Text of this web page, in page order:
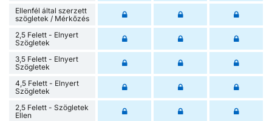
Ellenfél által szerzett
szögletek / Mérkőzés
2,5 Felett - Elnyert
Szögletek
3,5 Felett - Elnyert
Szögletek
4,5 Felett - Elnyert
Szögletek
2,5 Felett - Szögletek
Ellen